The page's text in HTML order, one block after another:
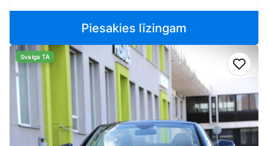
Piesakies līzingam
Svaiga TA